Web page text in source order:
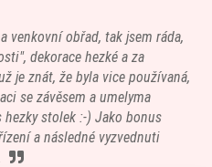
venkovní obřad, tak jsem ráda,
dekorace hezké a za
je znát, že byla vice používaná,
se závěsem a umelyma
hezky stolek :-) Jako bonus
a následné vyzvednuti